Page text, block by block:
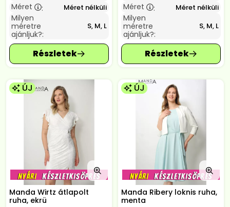
Méret
: Méret nélküli
Milyen
méretre
ajánljuk?:
S, M, L
Méret
: Méret nélküli
Milyen
méretre
ajánljuk?:
S, M, L
ÚJ
Manda Wirtz átlapolt
ruha, ekrü
ÚJ
Manda Ribery loknis ruha,
menta